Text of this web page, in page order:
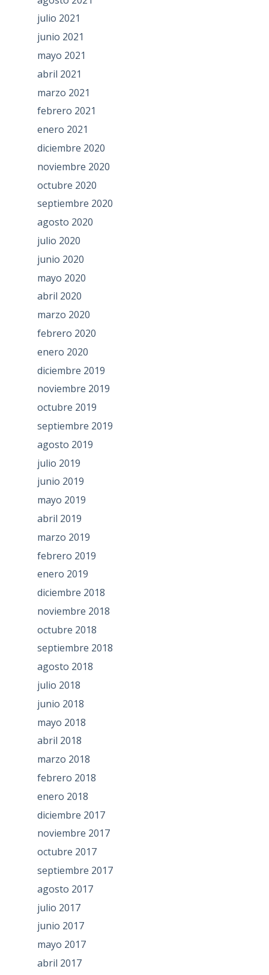
julio 2021
junio 2021
mayo 2021
abril 2021
marzo 2021
febrero 2021
enero 2021
diciembre 2020
noviembre 2020
octubre 2020
septiembre 2020
agosto 2020
julio 2020
junio 2020
mayo 2020
abril 2020
marzo 2020
febrero 2020
enero 2020
diciembre 2019
noviembre 2019
octubre 2019
septiembre 2019
agosto 2019
julio 2019
junio 2019
mayo 2019
abril 2019
marzo 2019
febrero 2019
enero 2019
diciembre 2018
noviembre 2018
octubre 2018
septiembre 2018
agosto 2018
julio 2018
junio 2018
mayo 2018
abril 2018
marzo 2018
febrero 2018
enero 2018
diciembre 2017
noviembre 2017
octubre 2017
septiembre 2017
agosto 2017
julio 2017
junio 2017
mayo 2017
abril 2017